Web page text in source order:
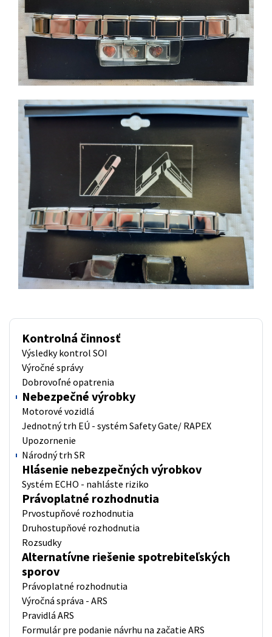
Kontrolná činnosť
Výsledky kontrol SOI
Výročné správy
Dobrovoľné opatrenia
Nebezpečné výrobky
Motorové vozidlá
Jednotný trh EÚ - systém Safety Gate/ RAPEX
Upozornenie
Národný trh SR
Hlásenie nebezpečných výrobkov
Systém ECHO - nahláste riziko
Právoplatné rozhodnutia
Prvostupňové rozhodnutia
Druhostupňové rozhodnutia
Rozsudky
Alternatívne riešenie spotrebiteľských
sporov
Právoplatné rozhodnutia
Výročná správa - ARS
Pravidlá ARS
Formulár pre podanie návrhu na začatie ARS